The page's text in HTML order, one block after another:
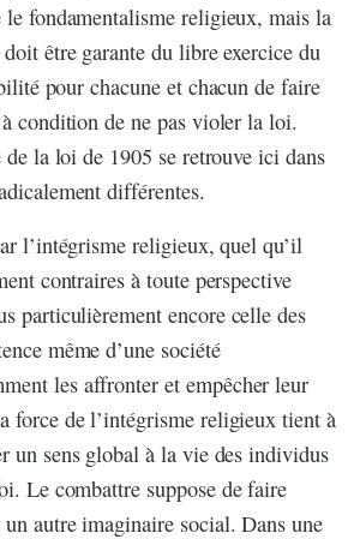
le fondamentalisme religieux, mais la
être garante du libre exercice du
pour chacune et chacun de faire
condition de ne pas violer la loi.
la loi de 1905 se retrouve ici dans
différentes.
l’intégrisme religieux, quel qu’il
contraires à toute perspective
particulièrement encore celle des
même d’une société
les affronter et empêcher leur
force de l’intégrisme religieux tient à
un sens global à la vie des individus
Le combattre suppose de faire
autre imaginaire social. Dans une